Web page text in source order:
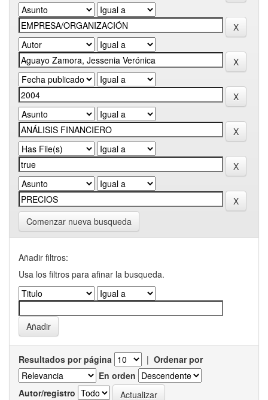
Comenzar nueva busqueda
Añadir filtros:
Usa los filtros para afinar la busqueda.
Resultados por página | Ordenar por
En orden
Autor/registro